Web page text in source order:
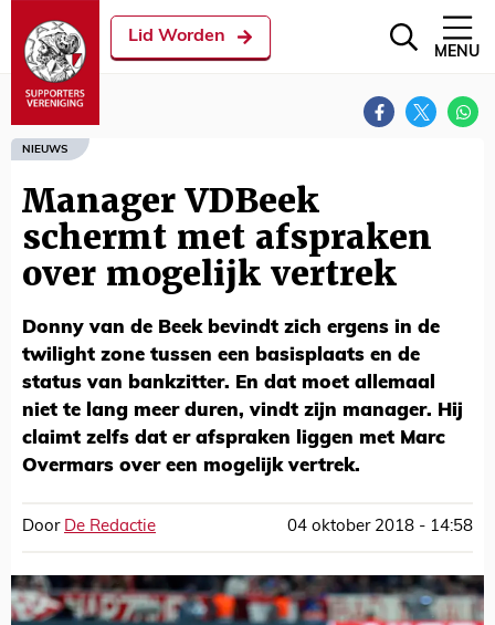
Lid Worden
MENU
NIEUWS
Manager VDBeek
schermt met afspraken
over mogelijk vertrek
Donny van de Beek bevindt zich ergens in de
twilight zone tussen een basisplaats en de
status van bankzitter. En dat moet allemaal
niet te lang meer duren, vindt zijn manager. Hij
claimt zelfs dat er afspraken liggen met Marc
Overmars over een mogelijk vertrek.
Door De Redactie 04 oktober 2018 - 14:58